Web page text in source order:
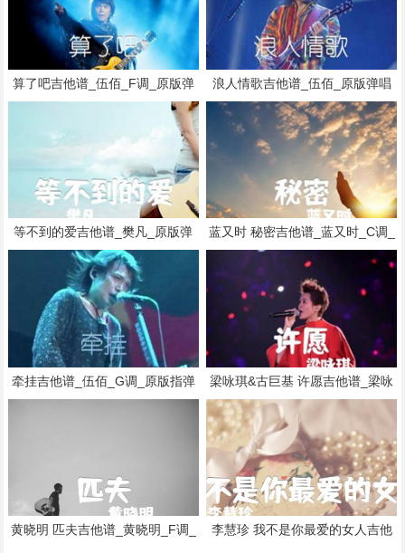
算了吧吉他谱_伍佰_F调_原版弹
唱吉他简谱
浪人情歌吉他谱_伍佰_原版弹唱
吉他简谱
等不到的爱吉他谱_樊凡_原版弹
唱吉他简谱
蓝又时 秘密吉他谱_蓝又时_C调_
原版指弹吉他简谱
牵挂吉他谱_伍佰_G调_原版指弹
吉他简谱
梁咏琪&古巨基 许愿吉他谱_梁咏
琪&古巨基_C调_原版弹唱吉他简
黄晓明 匹夫吉他谱_黄晓明_F调_
李慧珍 我不是你最爱的女人吉他